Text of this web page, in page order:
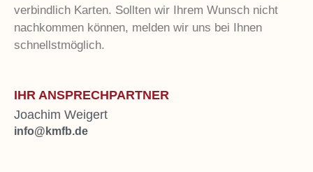
verbindlich Karten. Sollten wir Ihrem Wunsch nicht
nachkommen können, melden wir uns bei Ihnen
schnellstmöglich.
IHR ANSPRECHPARTNER
Joachim Weigert
info@kmfb.de